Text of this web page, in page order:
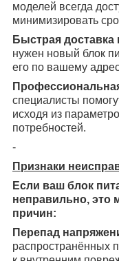
моделей всегда
минимизировать
Быстрая доставка
нужен новый блок
его по вашему
специалисты
исходя из
потребностей.
-
Признаки
Если ваш блок
неправильно, это
причин:
Перепад
распространённых